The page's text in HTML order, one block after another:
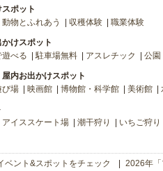
ポット
動物とふれあう 収穫体験 職業体験
けスポット
べる 駐車場無料 アスレチック 公園
内お出かけスポット
び場 映画館 博物館・科学館 美術館
アイススケート場 潮干狩り いちご狩り
ベント&スポットをチェック
2026年「